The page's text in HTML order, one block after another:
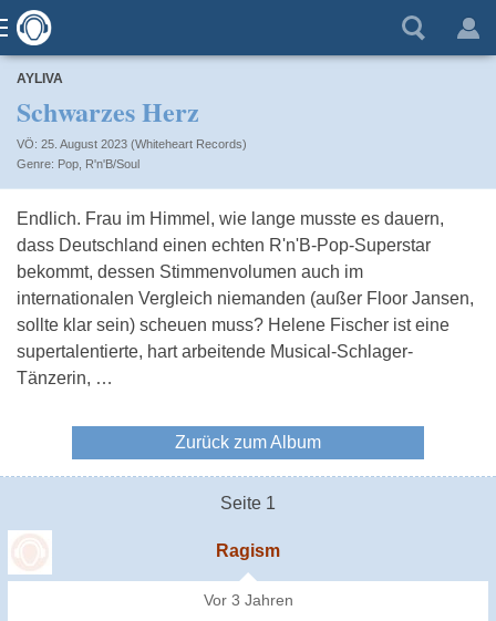
AYLIVA
Schwarzes Herz
VÖ: 25. August 2023 (Whiteheart Records)
Pop R'n'B/Soul
Endlich. Frau im Himmel, wie lange musste es dauern,
dass Deutschland einen echten R'n'B-Pop-Superstar
bekommt, dessen Stimmenvolumen auch im
internationalen Vergleich niemanden (außer Floor Jansen,
sollte klar sein) scheuen muss? Helene Fischer ist eine
supertalentierte, hart arbeitende Musical-Schlager-
Tänzerin, …
Zurück zum Album
Seite 1
Ragism
Vor 3 Jahren